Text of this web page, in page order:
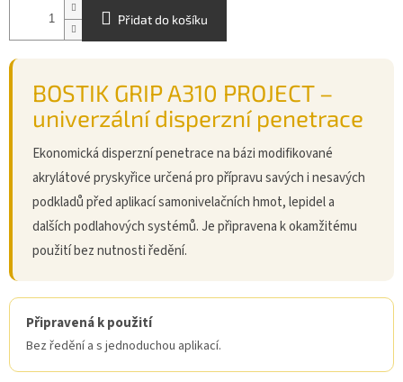
Přidat do košíku
BOSTIK GRIP A310 PROJECT –
univerzální disperzní penetrace
Ekonomická disperzní penetrace na bázi modifikované
akrylátové pryskyřice určená pro přípravu savých i nesavých
podkladů před aplikací samonivelačních hmot, lepidel a
dalších podlahových systémů. Je připravena k okamžitému
použití bez nutnosti ředění.
Připravená k použití
Bez ředění a s jednoduchou aplikací.